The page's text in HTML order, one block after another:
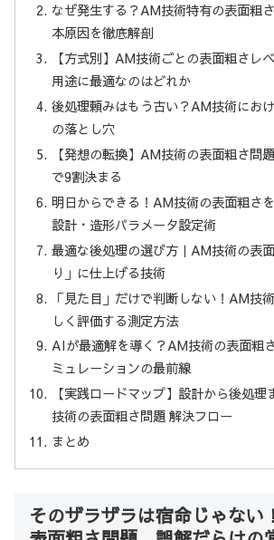
なぜ発生する？AM技術特有の表面粗
本原因を徹底解剖
【方式別】AM技術ごとの表面粗さレ
用途に最適なのはどれか
後処理頼みはもう古い？AM技術にお
の落とし穴
【発想の転換】AM技術の表面粗さ問
で9割決まる
明日からできる！AM技術の表面粗さ
設計・造形パラメータ設定術
最適な後処理の選び方｜AM技術の表
り」に仕上げる技術
「見た目」だけで判断しない！AM技
しく評価する測定方法
AIが最適解を導く？AM技術の表面粗
ミュレーションの最前線
【実践ロードマップ】設計から後処
技術の表面粗さ問題 解決フロー
まとめ
そのザラザラは宿命じゃない